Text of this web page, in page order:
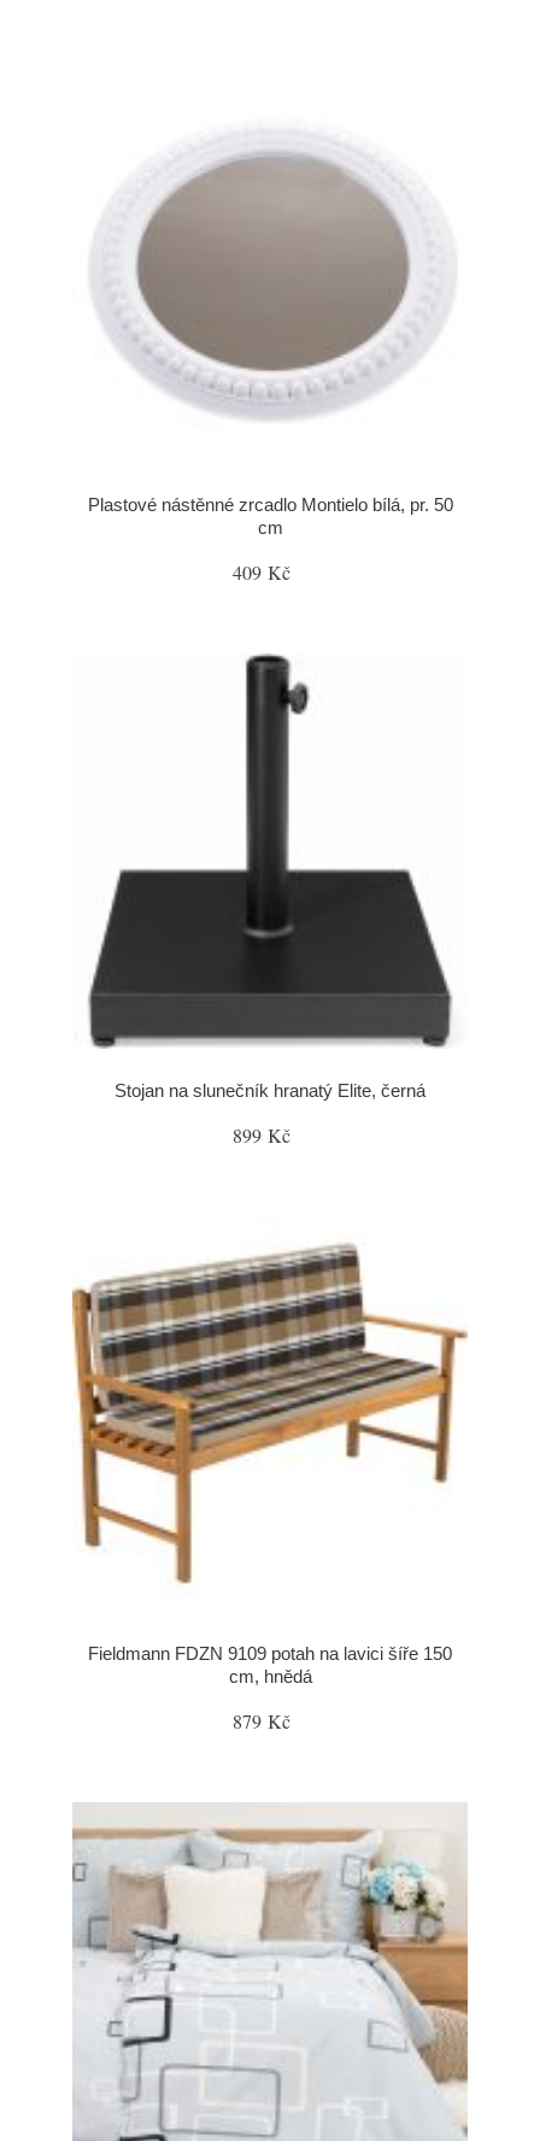
Plastové nástěnné zrcadlo Montielo bílá, pr. 50
cm
409 Kč
Stojan na slunečník hranatý Elite, černá
899 Kč
Fieldmann FDZN 9109 potah na lavici šíře 150
cm, hnědá
879 Kč